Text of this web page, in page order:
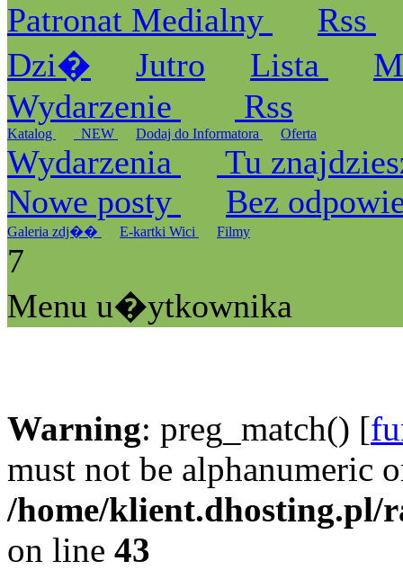
Patronat Medialny
Rss
Dzi�
Jutro Lista
Wydarzenie
Rss
Katalog _NEW Dodaj do Informatora Oferta
Wydarzenia
Tu
Nowe posty
Bez
Galeria zdj�� E-kartki Wici Filmy
7
Menu u�ytkownika
Warning: preg_match() [
must not be alphanumeric
/home/klient.dhosting.pl/
on line 43